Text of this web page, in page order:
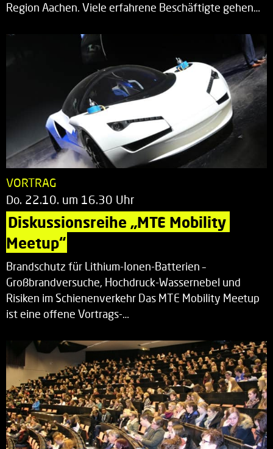
Region Aachen. Viele erfahrene Beschäftigte gehen…
VORTRAG
Do. 22.10. um 16.30 Uhr
Diskussionsreihe „MTE Mobility
Meetup“
Brandschutz für Lithium-Ionen-Batterien –
Großbrandversuche, Hochdruck-Wassernebel und
Risiken im Schienenverkehr Das MTE Mobility Meetup
ist eine offene Vortrags-…